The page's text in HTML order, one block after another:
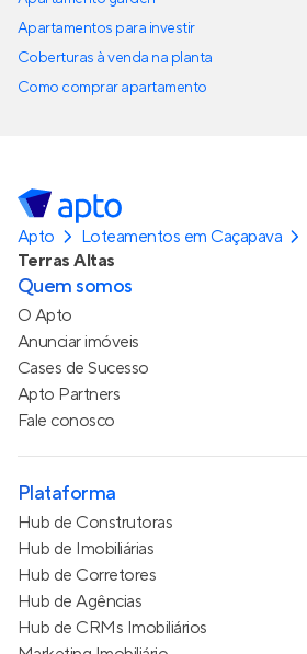
Apartamentos para investir
Coberturas à venda na planta
Como comprar apartamento
Apto Loteamentos em Caçapava
Terras Altas
Quem somos
O Apto
Anunciar imóveis
Cases de Sucesso
Apto Partners
Fale conosco
Plataforma
Hub de Construtoras
Hub de Imobiliárias
Hub de Corretores
Hub de Agências
Hub de CRMs Imobiliários